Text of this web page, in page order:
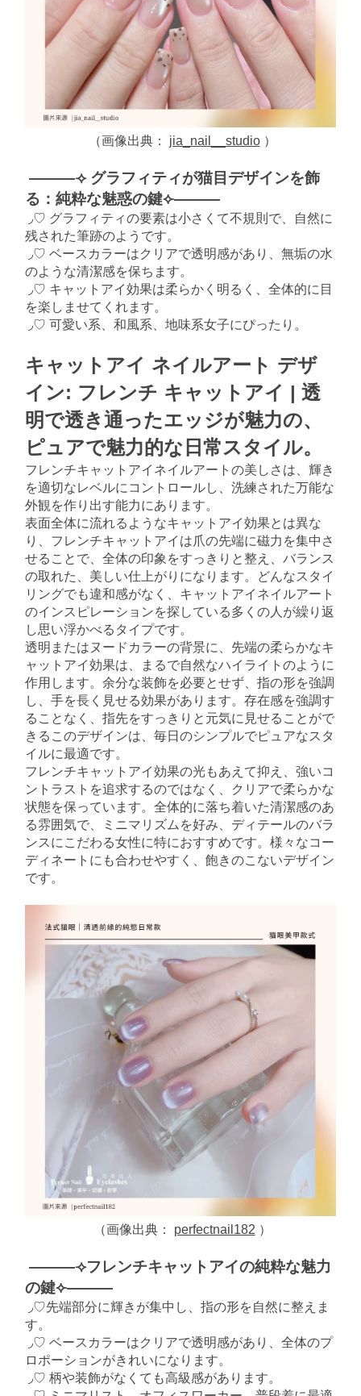
（画像出典： jia_nail__studio ）
———⟢ グラフィティが猫目デザインを飾
る：純粋な魅惑の鍵⟣———
◞♡ グラフィティの要素は小さくて不規則で、自然に
残された筆跡のようです。
◞♡ ベースカラーはクリアで透明感があり、無垢の水
のような清潔感を保ちます。
◞♡ キャットアイ効果は柔らかく明るく、全体的に目
を楽しませてくれます。
◞♡ 可愛い系、和風系、地味系女子にぴったり。
キャットアイ ネイルアート デザ
イン: フレンチ キャットアイ | 透
明で透き通ったエッジが魅力の、
ピュアで魅力的な日常スタイル。
フレンチキャットアイネイルアートの美しさは、輝き
を適切なレベルにコントロールし、洗練された万能な
外観を作り出す能力にあります。
表面全体に流れるようなキャットアイ効果とは異な
り、フレンチキャットアイは爪の先端に磁力を集中さ
せることで、全体の印象をすっきりと整え、バランス
の取れた、美しい仕上がりになります。どんなスタイ
リングでも違和感がなく、キャットアイネイルアート
のインスピレーションを探している多くの人が繰り返
し思い浮かべるタイプです。
透明またはヌードカラーの背景に、先端の柔らかなキ
ャットアイ効果は、まるで自然なハイライトのように
作用します。余分な装飾を必要とせず、指の形を強調
し、手を長く見せる効果があります。存在感を強調す
ることなく、指先をすっきりと元気に見せることがで
きるこのデザインは、毎日のシンプルでピュアなスタ
イルに最適です。
フレンチキャットアイ効果の光もあえて抑え、強いコ
ントラストを追求するのではなく、クリアで柔らかな
状態を保っています。全体的に落ち着いた清潔感のあ
る雰囲気で、ミニマリズムを好み、ディテールのバラ
ンスにこだわる女性に特におすすめです。様々なコー
ディネートにも合わせやすく、飽きのこないデザイン
です。
（画像出典： perfectnail182 ）
———⟢フレンチキャットアイの純粋な魅力
の鍵⟣———
◞♡先端部分に輝きが集中し、指の形を自然に整えま
す。
◞♡ ベースカラーはクリアで透明感があり、全体のプ
ロポーションがきれいになります。
◞♡ 柄や装飾がなくても高級感があります。